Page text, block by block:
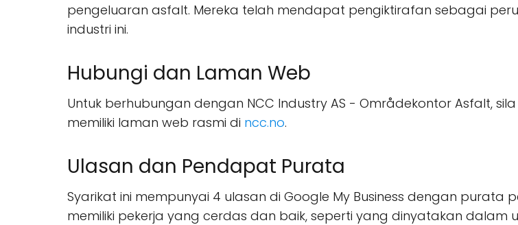
pengeluaran asfalt. Mereka telah mendapat pengiktirafan sebagai
industri ini.
Hubungi dan Laman Web
Untuk berhubungan dengan NCC Industry AS - Områdekontor Asfalt,
memiliki laman web rasmi di ncc.no.
Ulasan dan Pendapat Purata
Syarikat ini mempunyai 4 ulasan di Google My Business dengan
memiliki pekerja yang cerdas dan baik, seperti yang dinyatakan